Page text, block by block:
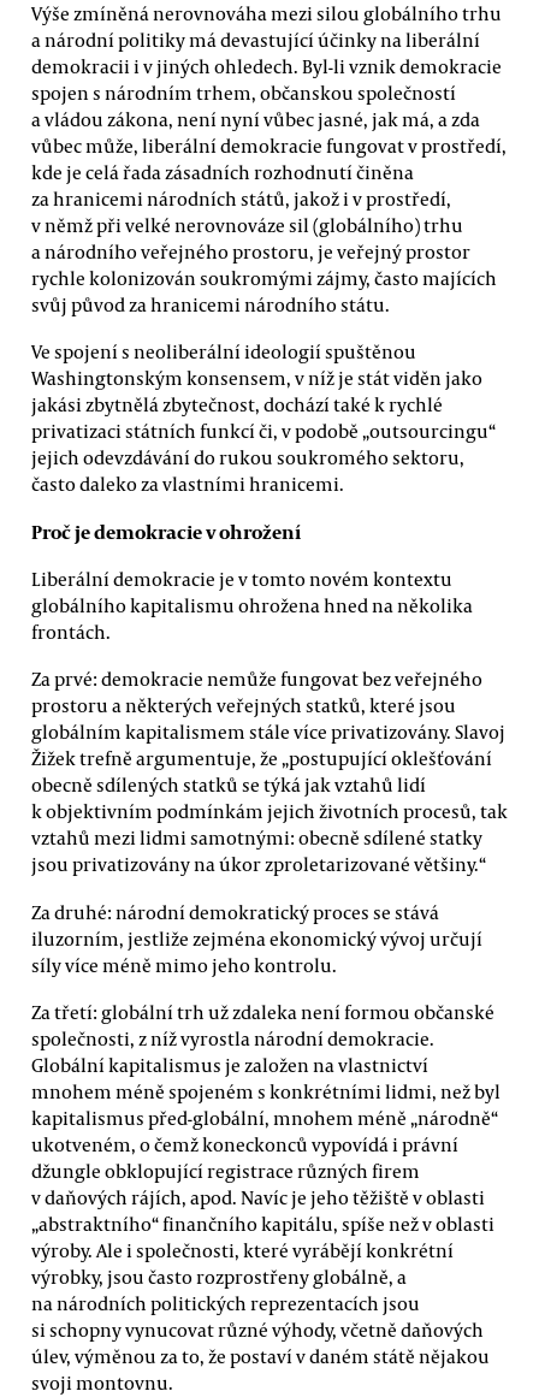
Výše zmíněná nerovnováha mezi silou globálního trhu
a národní politiky má devastující účinky na liberální
demokracii i v jiných ohledech. Byl-li vznik demokracie
spojen s národním trhem, občanskou společností
a vládou zákona, není nyní vůbec jasné, jak má, a zda
vůbec může, liberální demokracie fungovat v prostředí,
kde je celá řada zásadních rozhodnutí činěna
za hranicemi národních států, jakož i v prostředí,
v němž při velké nerovnováze sil (globálního) trhu
a národního veřejného prostoru, je veřejný prostor
rychle kolonizován soukromými zájmy, často majících
svůj původ za hranicemi národního státu.
Ve spojení s neoliberální ideologií spuštěnou
Washingtonským konsensem, v níž je stát viděn jako
jakási zbytnělá zbytečnost, dochází také k rychlé
privatizaci státních funkcí či, v podobě „outsourcingu“
jejich odevzdávání do rukou soukromého sektoru,
často daleko za vlastními hranicemi.
Proč je demokracie v ohrožení
Liberální demokracie je v tomto novém kontextu
globálního kapitalismu ohrožena hned na několika
frontách.
Za prvé: demokracie nemůže fungovat bez veřejného
prostoru a některých veřejných statků, které jsou
globálním kapitalismem stále více privatizovány. Slavoj
Žižek trefně argumentuje, že „postupující oklešťování
obecně sdílených statků se týká jak vztahů lidí
k objektivním podmínkám jejich životních procesů, tak
vztahů mezi lidmi samotnými: obecně sdílené statky
jsou privatizovány na úkor zproletarizované většiny.“
Za druhé: národní demokratický proces se stává
iluzorním, jestliže zejména ekonomický vývoj určují
síly více méně mimo jeho kontrolu.
Za třetí: globální trh už zdaleka není formou občanské
společnosti, z níž vyrostla národní demokracie.
Globální kapitalismus je založen na vlastnictví
mnohem méně spojeném s konkrétními lidmi, než byl
kapitalismus před-globální, mnohem méně „národně“
ukotveném, o čemž koneckonců vypovídá i právní
džungle obklopující registrace různých firem
v daňových rájích, apod. Navíc je jeho těžiště v oblasti
„abstraktního“ finančního kapitálu, spíše než v oblasti
výroby. Ale i společnosti, které vyrábějí konkrétní
výrobky, jsou často rozprostřeny globálně, a
na národních politických reprezentacích jsou
si schopny vynucovat různé výhody, včetně daňových
úlev, výměnou za to, že postaví v daném státě nějakou
svoji montovnu.